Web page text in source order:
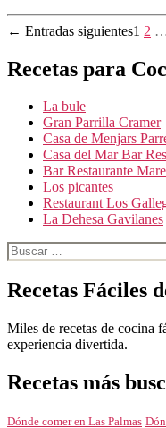
Paginación
de
entradas
← Entradas siguientes1 2 …
Recetas para
La bule
Gran Parrilla Cramer
Casa de Menjars
Casa del Mar Bar
Bar Restaurante
Los picantes
Restaurant Los
La Dehesa Gavilanes
Buscar:
Recetas Fáciles
Miles de recetas de cocina
experiencia divertida.
Recetas más
Dónde comer en Las Palmas